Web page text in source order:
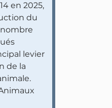
en 2025,
du
levier
de la